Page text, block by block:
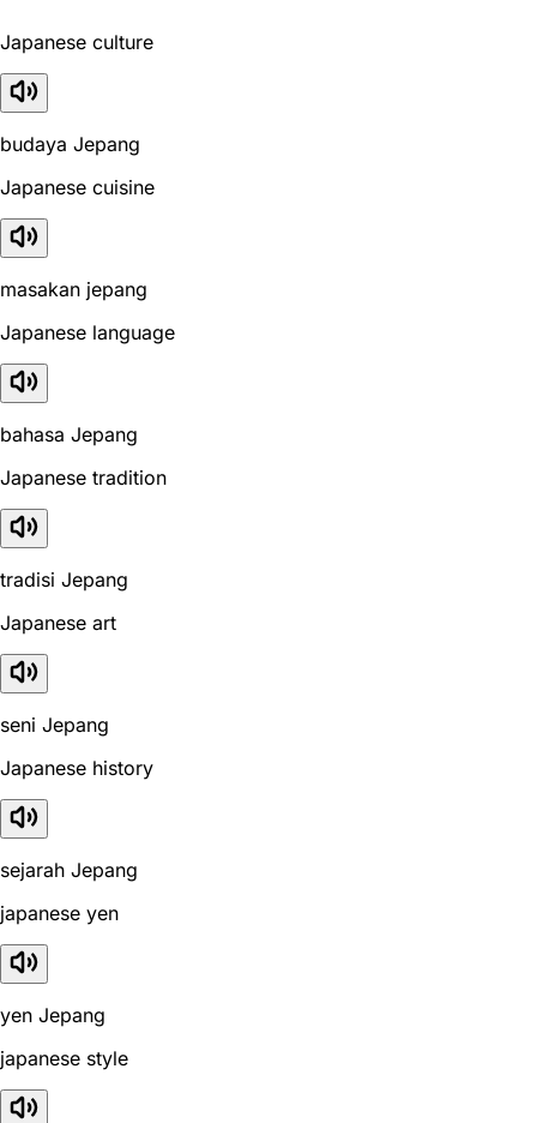
Japanese culture
budaya Jepang
Japanese cuisine
masakan jepang
Japanese language
bahasa Jepang
Japanese tradition
tradisi Jepang
Japanese art
seni Jepang
Japanese history
sejarah Jepang
japanese yen
yen Jepang
japanese style